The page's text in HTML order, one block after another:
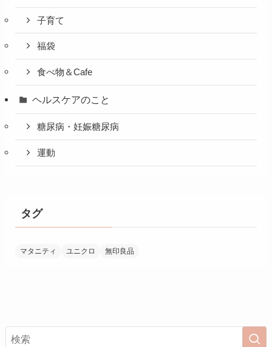
子育て
福袋
食べ物＆Cafe
ヘルスケアのこと
糖尿病・妊娠糖尿病
運動
タグ
マタニティ ユニクロ 無印良品